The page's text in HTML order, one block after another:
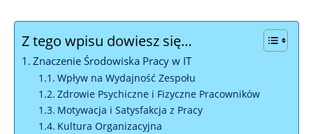
Z tego wpisu dowiesz się…
Znaczenie Środowiska Pracy w IT
Wpływ na Wydajność Zespołu
Zdrowie Psychiczne i Fizyczne Pracowników
Motywacja i Satysfakcja z Pracy
Kultura Organizacyjna